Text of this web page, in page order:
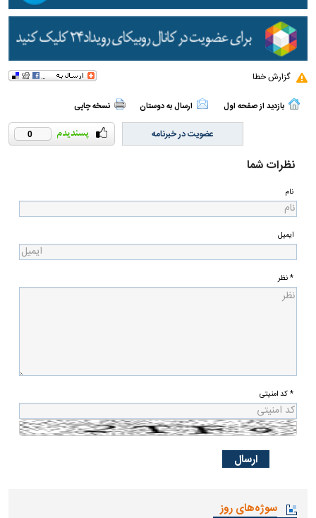
گزارش خطا
بازدید از صفحه اول ارسال به دوستان نسخه چاپی
0 عضویت در خبرنامه
نظرات شما
نام
ایمیل
* نظر
* کد امنیتی
سوژه‌های روز